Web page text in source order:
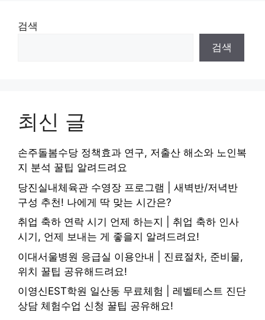
검색
검색
최신 글
손주돌봄수당 정책효과 연구, 저출산 해소와 노인복
지 분석 꿀팁 알려드려요
당진실내체육관 수영장 프로그램 | 새벽반/저녁반
구성 추천! 나에게 딱 맞는 시간은?
취업 축하 연락 시기 언제 하는지 | 취업 축하 인사
시기, 언제 보내는 게 좋을지 알려드려요!
이대서울병원 응급실 이용안내 | 진료절차, 준비물,
위치 꿀팁 공유해드려요!
이영신EST학원 일산동 무료체험 | 레벨테스트 진단
상담 체험수업 신청 꿀팁 공유해요!